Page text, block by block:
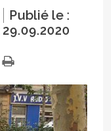
Publié le :
29.09.2020